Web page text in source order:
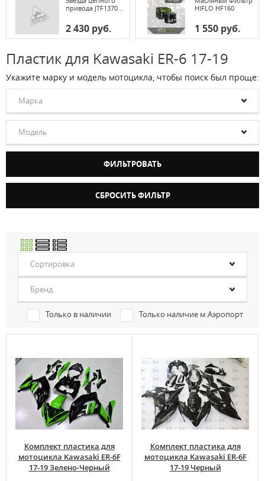
привода JTF1370...
2 430 руб.
HIFLO HF160
1 550 руб.
Пластик для Kawasaki ER-6 17-19
Укажите марку и модель мотоцикла, чтобы поиск был проще:
Марка
Модель
Сортировка
Бренд
Только в наличии Только наличие м.Аэропорт
Комплект пластика для
мотоцикла Kawasaki ER-6F
17-19 Зелено-Черный
Комплект пластика для
мотоцикла Kawasaki ER-6F
17-19 Черный